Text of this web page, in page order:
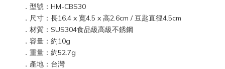
．型號：HM-CBS30
．尺寸：長16.4 x 寬4.5 x 高2.6cm / 豆匙直徑4.5cm
．材質：SUS304食品級高級不銹鋼
．容量：約10g
．重量：約52.7g
．產地：台灣